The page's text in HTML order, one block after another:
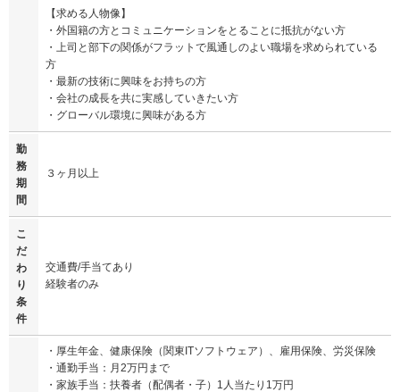
【求める人物像】
・外国籍の方とコミュニケーションをとることに抵抗がない方
・上司と部下の関係がフラットで風通しのよい職場を求められている
方
・最新の技術に興味をお持ちの方
・会社の成長を共に実感していきたい方
・グローバル環境に興味がある方
勤
務
期
間
３ヶ月以上
こ
だ
わ
り
条
件
交通費/手当てあり
経験者のみ
・厚生年金、健康保険（関東ITソフトウェア）、雇用保険、労災保険
・通勤手当：月2万円まで
・家族手当：扶養者（配偶者・子）1人当たり1万円